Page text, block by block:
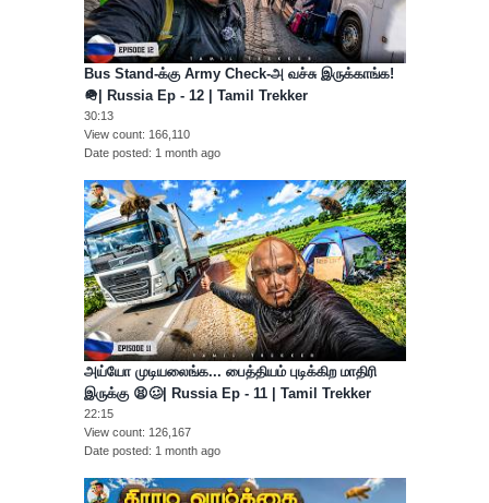
Bus Stand-க்கு Army Check-அ வச்சு இருக்காங்க!
🪖| Russia Ep - 12 | Tamil Trekker
30:13
View count
166,110
Date posted
1 month ago
அய்யோ முடியலைங்க... பைத்தியம் புடிக்கிற மாதிரி
இருக்கு 😫🥴| Russia Ep - 11 | Tamil Trekker
22:15
View count
126,167
Date posted
1 month ago